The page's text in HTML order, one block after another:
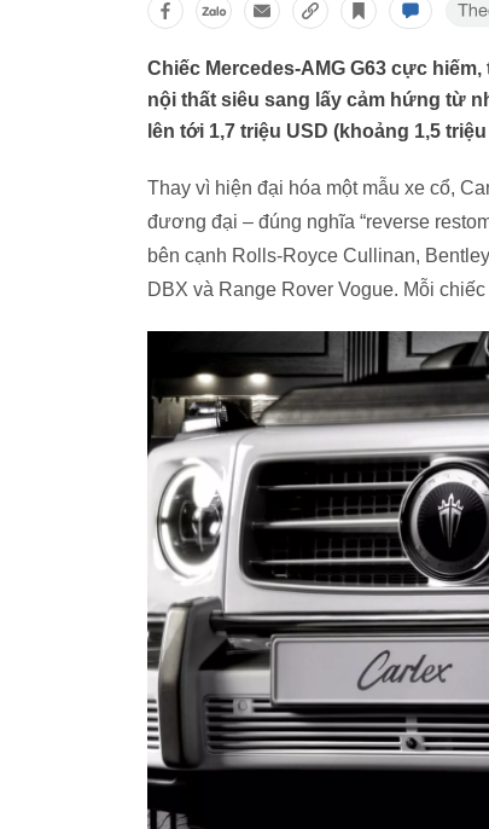
Chiếc Mercedes-AMG G63 cực
nội thất siêu sang lấy cảm hứng từ
lên tới 1,7 triệu USD (khoảng 1,5
Thay vì hiện đại hóa một mẫu xe cổ,
đương đại – đúng nghĩa “reverse
bên cạnh Rolls-Royce Cullinan,
DBX và Range Rover Vogue. Mỗi